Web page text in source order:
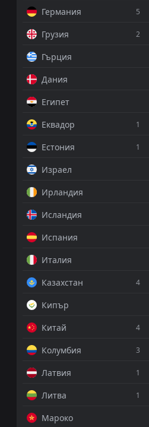
Германия
5
Грузия 2
Гърция
Дания
Египет
Еквадор
1
Естония 1
Израел
Ирландия
Исландия
Испания
Италия
Казахстан
4
Кипър
Китай
4
Колумбия 3
Латвия 1
Литва 1
Мароко